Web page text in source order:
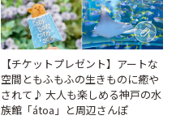
【チケットプレゼント】アートな
空間ともふもふの生きものに癒や
されて♪ 大人も楽しめる神戸の水
族館「átoa」と周辺さんぽ